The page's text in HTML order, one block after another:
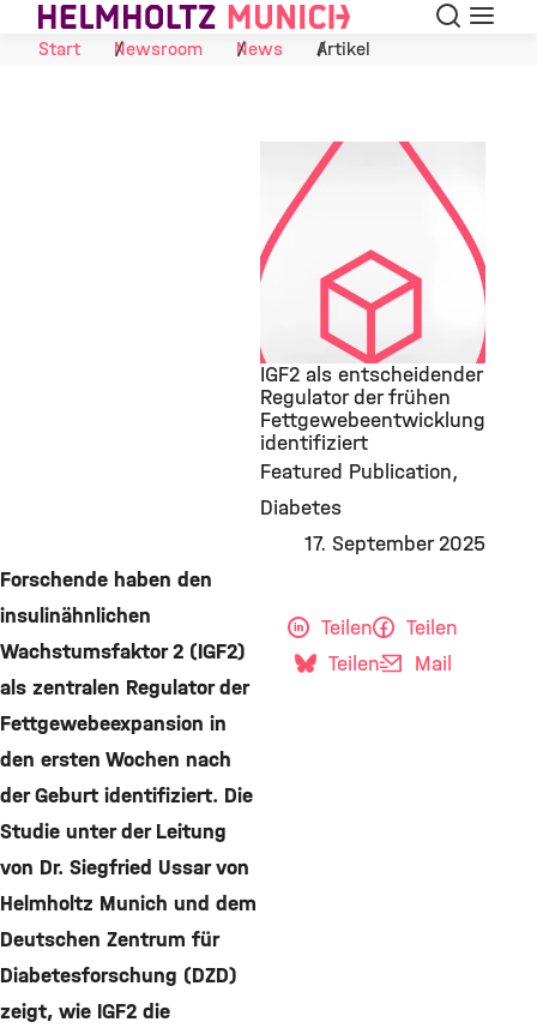
Skip to Content Suche
Start
Newsroom News Artikel
©
IGF2 als entscheidender
Regulator der frühen
Fettgewebeentwicklung
identifiziert
Featured Publication
Diabetes
17. September 2025
Forschende haben den
insulinähnlichen
Wachstumsfaktor 2 (IGF2)
als zentralen Regulator der
Fettgewebeexpansion in
den ersten Wochen nach
der Geburt identifiziert. Die
Studie unter der Leitung
von Dr. Siegfried Ussar von
Helmholtz Munich und dem
Deutschen Zentrum für
Diabetesforschung (DZD)
zeigt, wie IGF2 die
Teilen
Teilen
Teilen
Mail